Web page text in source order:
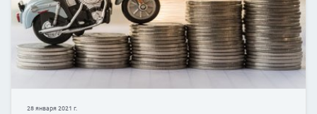
15 декабря 2020 г.
Кредит на покупку оборудования малому
Если вы часто задумываетесь над созданием
вас останавливает отсутствие необходимых
проблему можно считать абсолютно решенной!